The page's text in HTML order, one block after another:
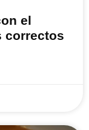
el
correctos